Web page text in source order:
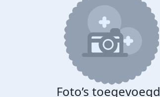
Foto’s toegevoegd